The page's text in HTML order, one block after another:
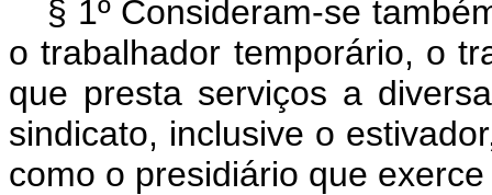
§ 1º Consideram-se
o trabalhador temporário, o
que presta serviços a
sindicato, inclusive o
como o presidiário que